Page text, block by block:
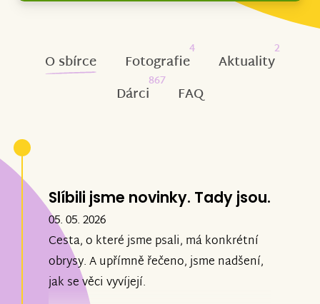
O sbírce Fotografie
4
Aktuality
2
Dárci
867
FAQ
Slíbili jsme novinky. Tady jsou.
05. 05. 2026
Cesta, o které jsme psali, má konkrétní
obrysy. A upřímně řečeno, jsme nadšení,
jak se věci vyvíjejí.